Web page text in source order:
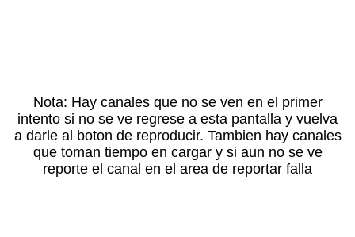
Nota: Hay canales que no se ven en el primer
intento si no se ve regrese a esta pantalla y vuelva
a darle al boton de reproducir. Tambien hay canales
que toman tiempo en cargar y si aun no se ve
reporte el canal en el area de reportar falla